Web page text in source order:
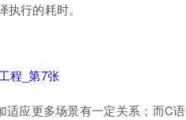
行的耗时。
适应更多场景有一定关系；而C语